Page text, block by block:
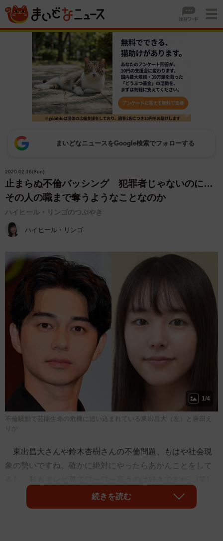
まいどなニュースをGoogle検索でフォローする
2020.02.16(Sun)
止まらぬ不倫バッシング 犯罪者じゃないのに…
その人の職まで奪うようなことなのか
ハイヒール・リンゴのつぶやき
ハイヒール・リンゴ
1/4
不倫騒動で芸能生命の危機に追い込まれている東出昌大（左）と唐田え
りか
東出昌大さんや鈴木杏樹さんの不倫問題、もはや社会現
象の勢いですね。確かに絶対にやったらあかんことをして
ただ、奥さんと子どもさんさえ許してくれるのであれば社
会的に抹殺されてしまうほど糾弾されるのは「犯罪者じゃ
続きを読む